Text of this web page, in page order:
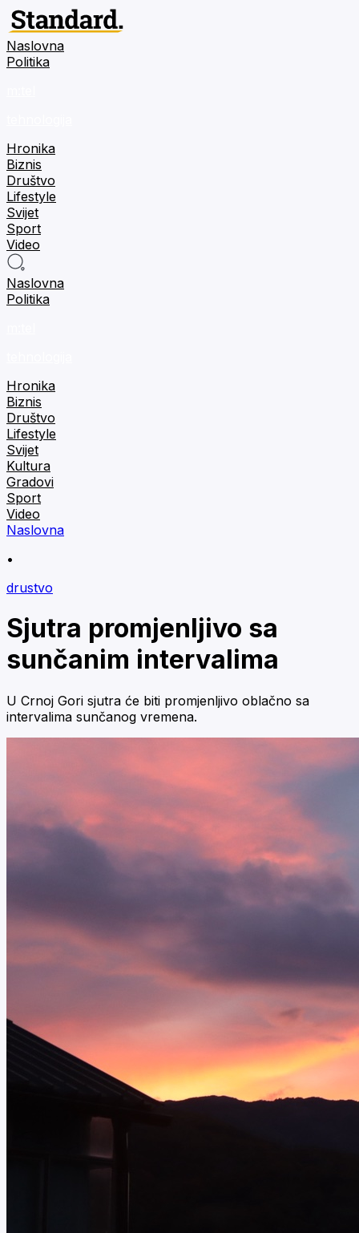
Naslovna
Politika
Hronika
Biznis
Društvo
Lifestyle
Svijet
Sport
Video
Naslovna
Politika
Hronika
Biznis
Društvo
Lifestyle
Svijet
Kultura
Gradovi
Sport
Video
Naslovna
•
drustvo
Sjutra promjenljivo sa
sunčanim intervalima
U Crnoj Gori sjutra će biti promjenljivo oblačno sa
intervalima sunčanog vremena.